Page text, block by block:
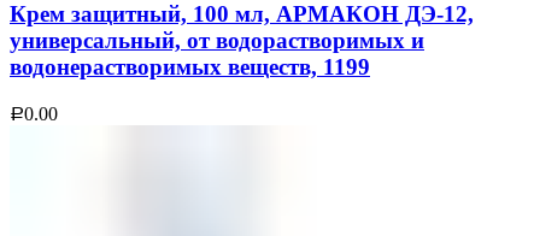
Крем защитный, 100 мл, АРМАКОН ДЭ-12,
универсальный, от водорастворимых и
водонерастворимых веществ, 1199
Р0.00